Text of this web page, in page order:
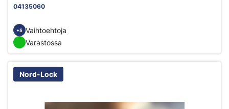
04135060
+5 Vaihtoehtoja
Varastossa
Nord-Lock